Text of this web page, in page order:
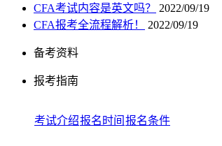
CFA考试内容是英文吗？
2022/09/19
CFA报考全流程解析！
2022/09/19
备考资料
报考指南
考试介绍报名时间 报名条件